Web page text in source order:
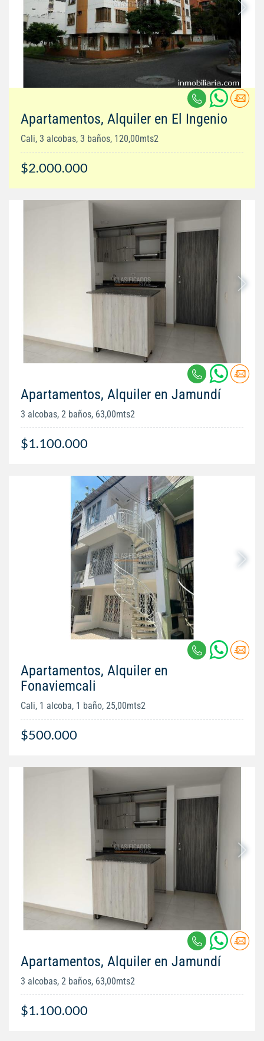
Apartamentos, Alquiler en El Ingenio
Cali, 3 alcobas, 3 baños, 120,00mts2
$2.000.000
Apartamentos, Alquiler en Jamundí
3 alcobas, 2 baños, 63,00mts2
$1.100.000
Apartamentos, Alquiler en
Fonaviemcali
Cali, 1 alcoba, 1 baño, 25,00mts2
$500.000
Apartamentos, Alquiler en Jamundí
3 alcobas, 2 baños, 63,00mts2
$1.100.000